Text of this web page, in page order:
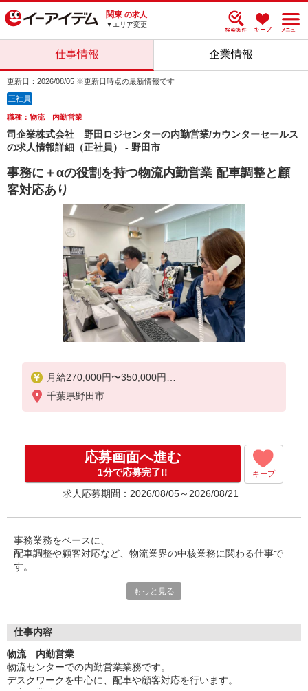
関東 の求人
▼エリア変更
仕事情報 企業情報
更新日：2026/08/05 ※更新日時点の最新情報です
正社員
職種：物流 内勤営業
司企業株式会社 野田ロジセンターの内勤営業/カウンターセールス
の求人情報詳細（正社員） - 野田市
事務に＋αの役割を持つ物流内勤営業 配車調整と顧
客対応あり
月給270,000円〜350,000円
固定残業：なし
賞与：賞与年2回（8月・12月）※業績/入社時期によ
り異なります。
※経験に応じて前職の給与レベルを考慮します。面
接時に相談しましょう。
月給270,000円〜350,000円
固定残業：なし
条件変更なし
千葉県野田市
応募画面へ進む
1分で応募完了!! キープ
求人応募期間：2026/08/05～2026/08/21
事務業務をベースに、
配車調整や顧客対応など、物流業界の中核業務に関わる仕事で
す。
トラックの空き状況に応じた手配、運行の調整などを担当しま
「どの車両を、いつ、どこに動かすか」を判断する場面も多く、
入社後は、まず基本的な事務作業や業務の流れを覚え、
徐々に配車調整や顧客対応を任されていきます。
さらに経験を積むことで、
もっと見る
仕事内容
物流 内勤営業
物流センターでの内勤営業業務です。
デスクワークを中心に、配車や顧客対応を行います。